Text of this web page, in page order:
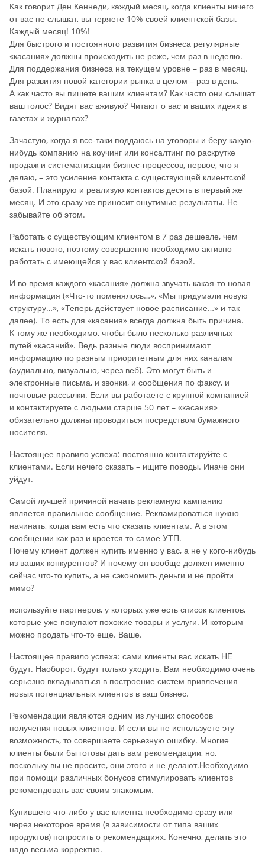
Как говорит Ден Кеннеди, каждый месяц, когда клиенты ничего
от вас не слышат, вы теряете 10% своей клиентской базы.
Каждый месяц! 10%!
Для быстрого и постоянного развития бизнеса регулярные
«касания» должны происходить не реже, чем раз в неделю.
Для поддержания бизнеса на текущем уровне – раз в месяц.
Для развития новой категории рынка в целом – раз в день.
А как часто вы пишете вашим клиентам? Как часто они слышат
ваш голос? Видят вас вживую? Читают о вас и ваших идеях в
газетах и журналах?
Зачастую, когда я все-таки поддаюсь на уговоры и беру какую-
нибудь компанию на коучинг или консалтинг по раскрутке
продаж и систематизации бизнес-процессов, первое, что я
делаю, – это усиление контакта с существующей клиентской
базой. Планирую и реализую контактов десять в первый же
месяц. И это сразу же приносит ощутимые результаты. Не
забывайте об этом.
Работать с существующим клиентом в 7 раз дешевле, чем
искать нового, поэтому совершенно необходимо активно
работать с имеющейся у вас клиентской базой.
И во время каждого «касания» должна звучать какая-то новая
информация («Что-то поменялось…», «Мы придумали новую
структуру…», «Теперь действует новое расписание…» и так
далее). То есть для «касания» всегда должна быть причина.
К тому же необходимо, чтобы было несколько различных
путей «касаний». Ведь разные люди воспринимают
информацию по разным приоритетным для них каналам
(аудиально, визуально, через веб). Это могут быть и
электронные письма, и звонки, и сообщения по факсу, и
почтовые рассылки. Если вы работаете с крупной компанией
и контактируете с людьми старше 50 лет – «касания»
обязательно должны проводиться посредством бумажного
носителя.
Настоящее правило успеха: постоянно контактируйте с
клиентами. Если нечего сказать – ищите поводы. Иначе они
уйдут.
Самой лучшей причиной начать рекламную кампанию
является правильное сообщение. Рекламироваться нужно
начинать, когда вам есть что сказать клиентам. А в этом
сообщении как раз и кроется то самое УТП.
Почему клиент должен купить именно у вас, а не у кого-нибудь
из ваших конкурентов? И почему он вообще должен именно
сейчас что-то купить, а не сэкономить деньги и не пройти
мимо?
используйте партнеров, у которых уже есть список клиентов,
которые уже покупают похожие товары и услуги. И которым
можно продать что-то еще. Ваше.
Настоящее правило успеха: сами клиенты вас искать НЕ
будут. Наоборот, будут только уходить. Вам необходимо очень
серьезно вкладываться в построение систем привлечения
новых потенциальных клиентов в ваш бизнес.
Рекомендации являются одним из лучших способов
получения новых клиентов. И если вы не используете эту
возможность, то совершаете серьезную ошибку. Многие
клиенты были бы готовы дать вам рекомендации, но,
поскольку вы не просите, они этого и не делают.Необходимо
при помощи различных бонусов стимулировать клиентов
рекомендовать вас своим знакомым.
Купившего что-либо у вас клиента необходимо сразу или
через некоторое время (в зависимости от типа ваших
продуктов) попросить о рекомендациях. Конечно, делать это
надо весьма корректно.